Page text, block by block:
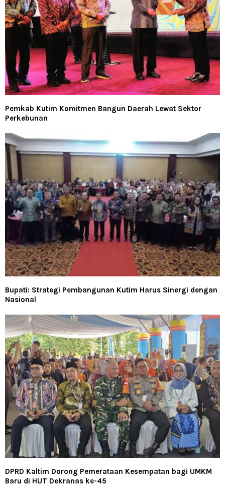
Pemkab Kutim Komitmen Bangun Daerah Lewat Sektor
Perkebunan
Bupati: Strategi Pembangunan Kutim Harus Sinergi dengan
Nasional
DPRD Kaltim Dorong Pemerataan Kesempatan bagi UMKM
Baru di HUT Dekranas ke-45